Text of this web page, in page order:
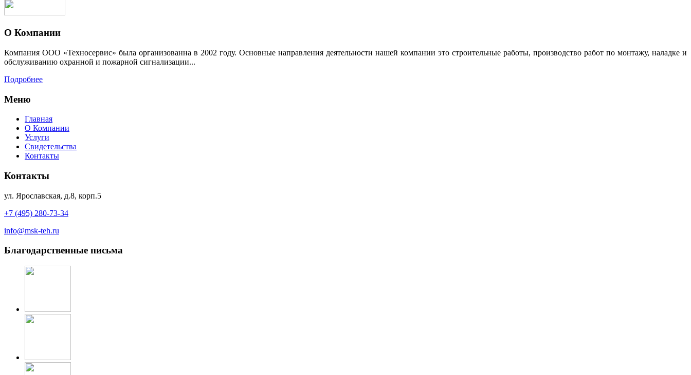
О Компании
Компания ООО «Техносервис» была организованна в 2002 году. Основные направления деятельности нашей компании это строительные работы, производство работ по монтажу, наладке и
обслуживанию охранной и пожарной сигнализации...
Подробнее
Меню
Главная
О Компании
Услуги
Cвидетельства
Контакты
Контакты
ул. Ярославская, д.8, корп.5
+7 (495) 280-73-34
info@msk-teh.ru
Благодарственные письма